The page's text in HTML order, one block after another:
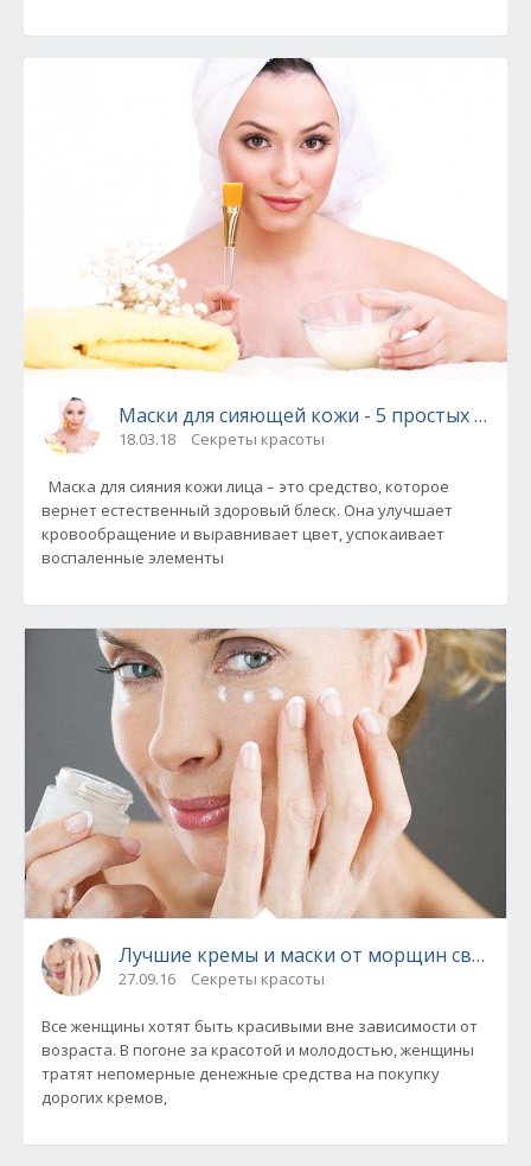
Маски для сияющей кожи - 5 простых
18.03.18 Секреты красоты
Маска для сияния кожи лица – это средство, которое
вернет естественный здоровый блеск. Она улучшает
кровообращение и выравнивает цвет, успокаивает
воспаленные элементы
Лучшие кремы и маски от морщин своими
27.09.16 Секреты красоты
Все женщины хотят быть красивыми вне зависимости от
возраста. В погоне за красотой и молодостью, женщины
тратят непомерные денежные средства на покупку
дорогих кремов,